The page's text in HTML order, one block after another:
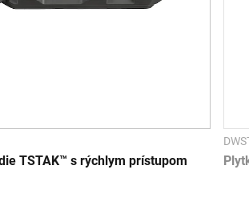
TSTAK™ s rýchlym prístupom